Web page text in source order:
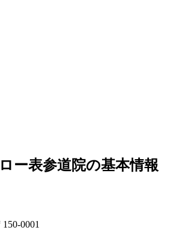
ー表参道院の基本情報
150-0001